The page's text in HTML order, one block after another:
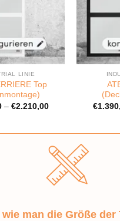
LINIE
Top
– €2.210,00
€
man die Größe der